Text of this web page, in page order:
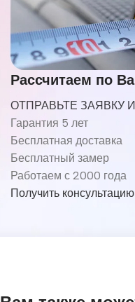
Рассчитаем по
ОТПРАВЬТЕ ЗАЯВКУ
Гарантия 5 лет
Бесплатная доставка
Бесплатный замер
Работаем с 2000 года
Получить консультацию